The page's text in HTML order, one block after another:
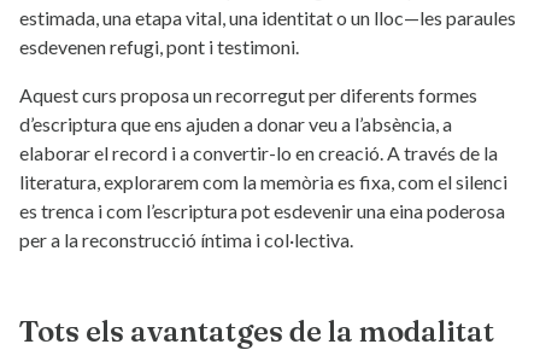
estimada, una etapa vital, una identitat o un lloc—les paraules
esdevenen refugi, pont i testimoni.
Aquest curs proposa un recorregut per diferents formes
d’escriptura que ens ajuden a donar veu a l’absència, a
elaborar el record i a convertir-lo en creació. A través de la
literatura, explorarem com la memòria es fixa, com el silenci
es trenca i com l’escriptura pot esdevenir una eina poderosa
per a la reconstrucció íntima i col·lectiva.
Tots els avantatges de la modalitat